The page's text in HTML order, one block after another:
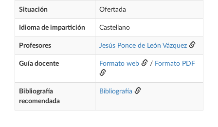
Situación Ofertada
Idioma de impartición Castellano
Profesores Jesús Ponce de León Vázquez
Guía docente Formato web / Formato PDF
Bibliografía
recomendada
Bibliografía